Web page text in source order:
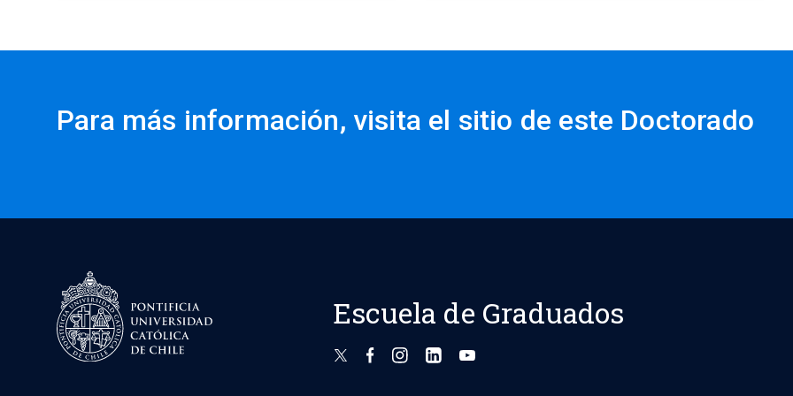
Para más información, visita el sitio de este Doctorado
Escuela de Graduados